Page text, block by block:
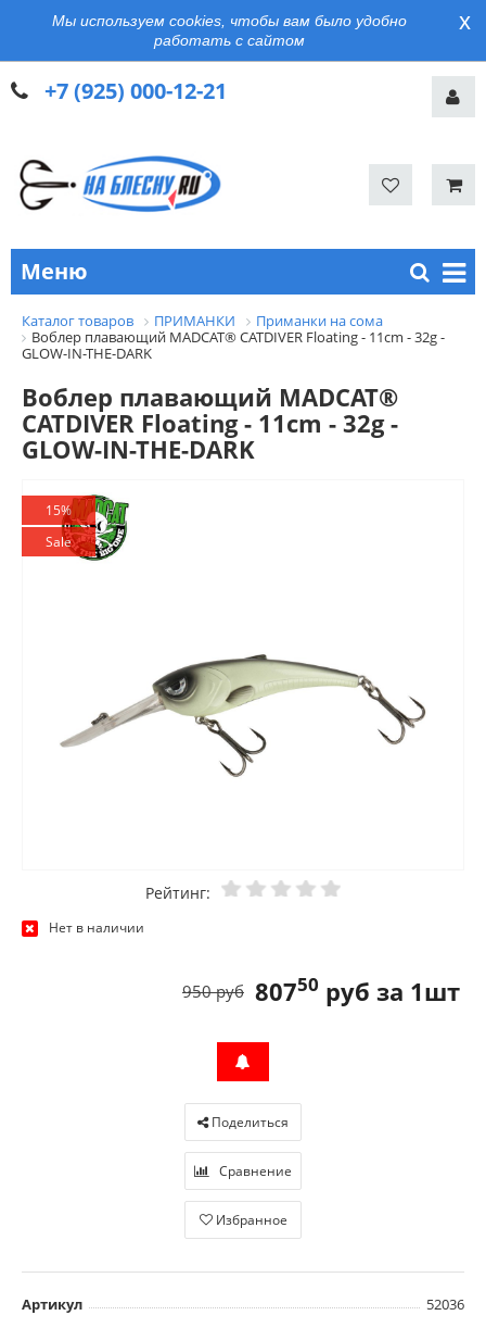
Мы используем cookies, чтобы вам было удобно
работать с сайтом
x
+7 (925) 000-12-21
Меню
Каталог товаров ПРИМАНКИ
Приманки на сома
Воблер плавающий MADCAT® CATDIVER Floating - 11cm - 32g -
GLOW-IN-THE-DARK
Воблер плавающий MADCAT®
CATDIVER Floating - 11cm - 32g -
GLOW-IN-THE-DARK
15%
Sale
Рейтинг:
Нет в наличии
80750 руб за 1шт
950 руб
Поделиться
Сравнение
Избранное
Артикул 52036